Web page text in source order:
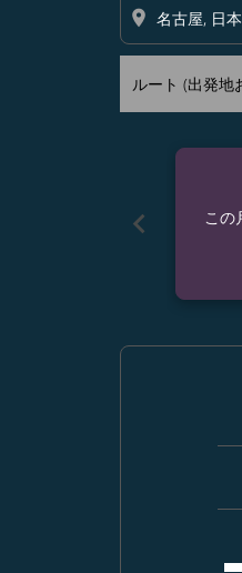
location_on
ルート (出発地
chevron_left
この